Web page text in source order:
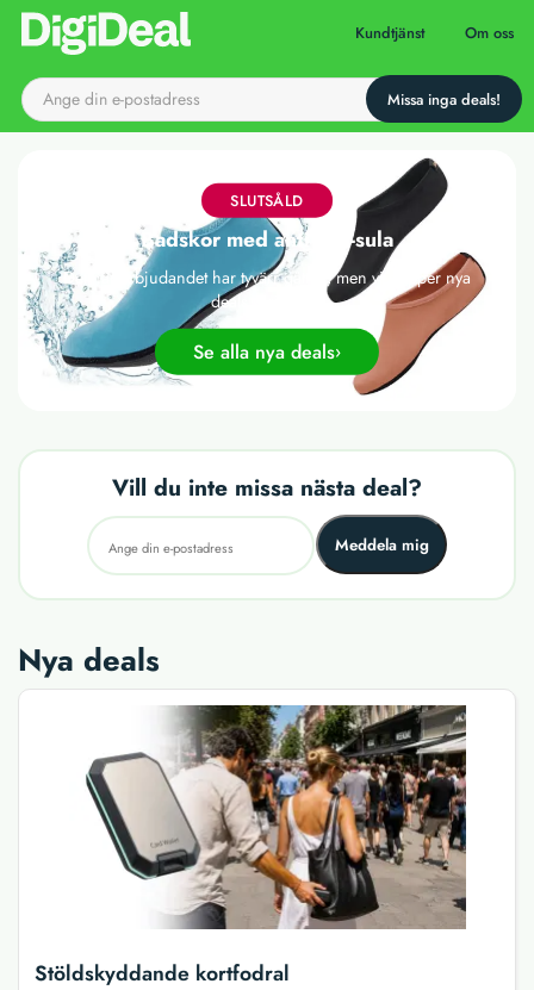
Till startsidan Kundtjänst Om oss
SLUTSÅLD
Badskor med anti slip-sula
Det här erbjudandet har tyvärr gått ut, men vi släpper nya
deals varje dag!
Se alla nya deals
Vill du inte missa nästa deal?
Meddela mig
Nya deals
Stöldskyddande kortfodral